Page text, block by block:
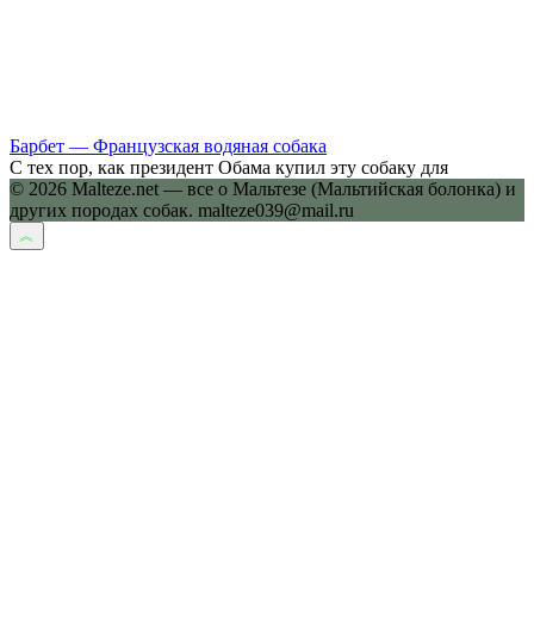
Барбет — Французская водяная собака
С тех пор, как президент Обама купил эту собаку для
© 2026 Malteze.net — все о Мальтезе (Мальтийская болонка) и
других породах собак. malteze039@mail.ru